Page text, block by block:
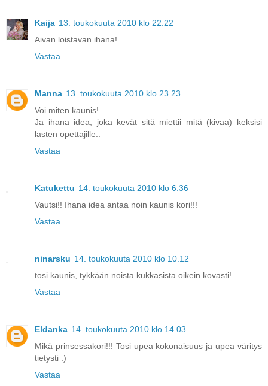
Kaija 13. toukokuuta 2010 klo 22.22
Aivan loistavan ihana!
Vastaa
Manna 13. toukokuuta 2010 klo 23.23
Voi miten kaunis!
Ja ihana idea, joka kevät sitä miettii mitä (kivaa) keksisi
lasten opettajille..
Vastaa
Katukettu 14. toukokuuta 2010 klo 6.36
Vautsi!! Ihana idea antaa noin kaunis kori!!!
Vastaa
ninarsku 14. toukokuuta 2010 klo 10.12
tosi kaunis, tykkään noista kukkasista oikein kovasti!
Vastaa
Eldanka 14. toukokuuta 2010 klo 14.03
Mikä prinsessakori!!! Tosi upea kokonaisuus ja upea väritys
tietysti :)
Vastaa